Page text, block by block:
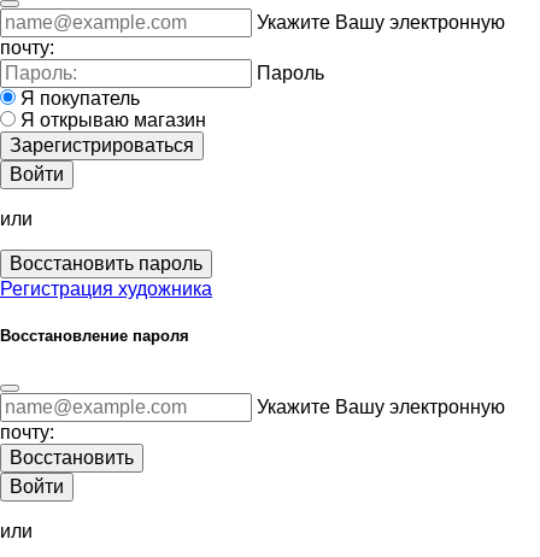
Укажите Вашу электронную
почту:
Пароль
Я покупатель
Я открываю магазин
Зарегистрироваться
Войти
или
Восстановить пароль
Регистрация художника
Восстановление пароля
Укажите Вашу электронную
почту:
Восстановить
Войти
или